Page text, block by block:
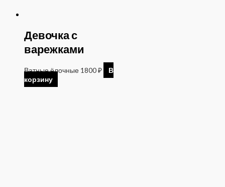
Девочка с
варежками
Ватные ёлочные 1800₽
В
корзину